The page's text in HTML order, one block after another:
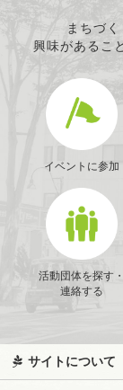
まちづ
興味があるこ
イベントに参加
活動団体を探す・
連絡する
サイトについて